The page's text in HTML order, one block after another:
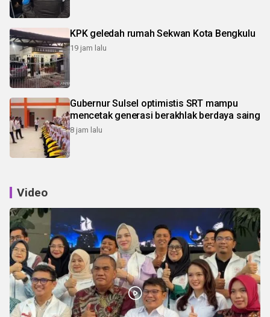
KPK geledah rumah Sekwan Kota Bengkulu
19 jam lalu
Gubernur Sulsel optimistis SRT mampu
mencetak generasi berakhlak berdaya saing
8 jam lalu
Video